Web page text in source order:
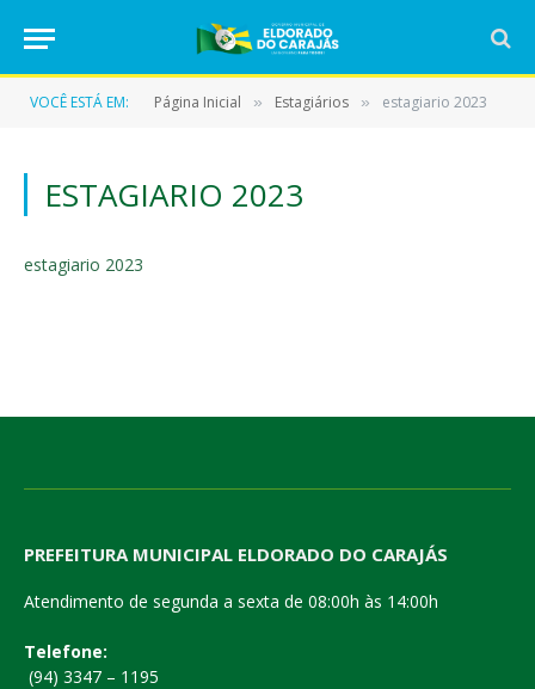
VOCÊ ESTÁ EM: Página Inicial » Estagiários » estagiario 2023
ESTAGIARIO 2023
estagiario 2023
PREFEITURA MUNICIPAL ELDORADO DO CARAJÁS
Atendimento de segunda a sexta de 08:00h às 14:00h
Telefone:
(94) 3347 – 1195